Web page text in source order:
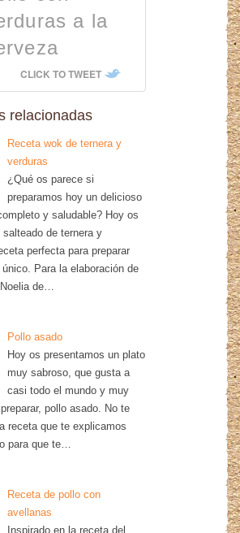
a la
CLICK TO TWEET
relacionadas
Receta wok de ternera y
verduras
¿Qué os parece si
preparamos hoy un delicioso
y saludable? Hoy os
salteado de ternera y
perfecta para preparar
Para la elaboración de
de…
Pollo asado
Hoy os presentamos un plato
muy sabroso, que gusta a
casi todo el mundo y muy
pollo asado. No te
receta que te explicamos
para que te…
Receta de pollo con
avellanas
Inspirado en la receta del